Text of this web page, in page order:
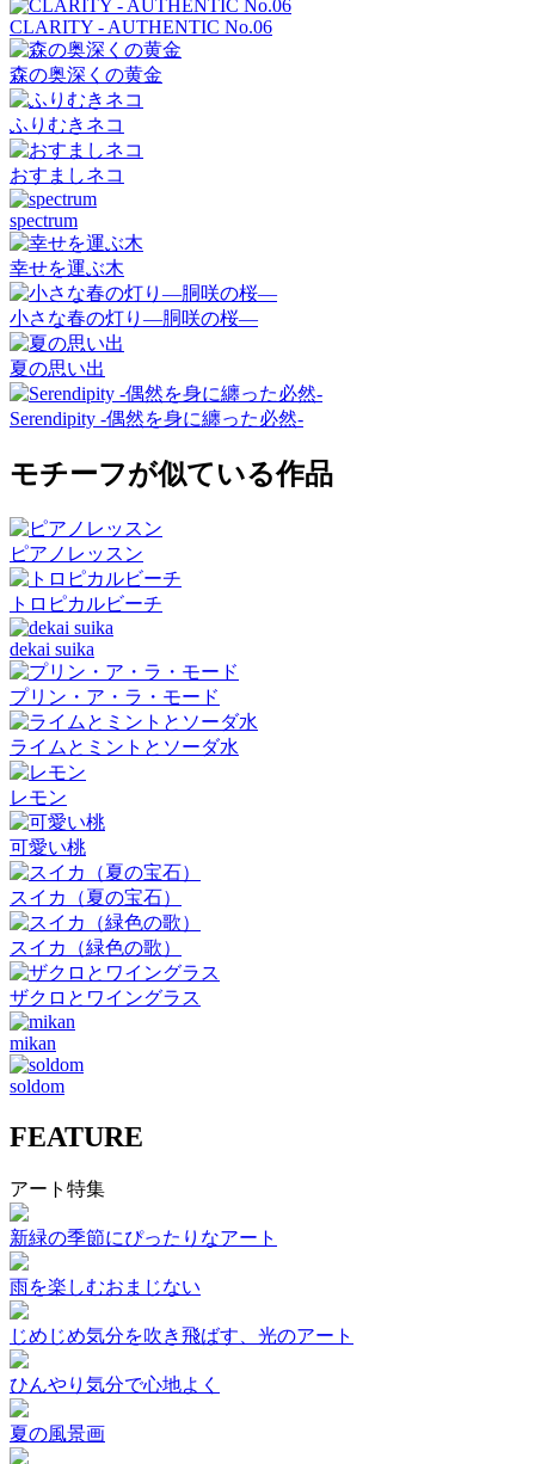
CLARITY - AUTHENTIC No.06
森の奥深くの黄金
ふりむきネコ
おすましネコ
spectrum
幸せを運ぶ木
小さな春の灯り―胴咲の桜―
夏の思い出
Serendipity -偶然を身に纏った必然-
モチーフが似ている作品
ピアノレッスン
トロピカルビーチ
dekai suika
プリン・ア・ラ・モード
ライムとミントとソーダ水
レモン
可愛い桃
スイカ（夏の宝石）
スイカ（緑色の歌）
ザクロとワイングラス
mikan
soldom
FEATURE
アート特集
新緑の季節にぴったりなアート
雨を楽しむおまじない
じめじめ気分を吹き飛ばす、光のアート
ひんやり気分で心地よく
夏の風景画